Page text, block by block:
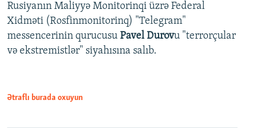
Rusiyanın Maliyyə Monitorinqi üzrə Federal
Xidməti (Rosfinmonitorinq) "Telegram"
messencerinin qurucusu Pavel Durovu "terrorçular
və ekstremistlər" siyahısına salıb.
Ətraflı burada oxuyun